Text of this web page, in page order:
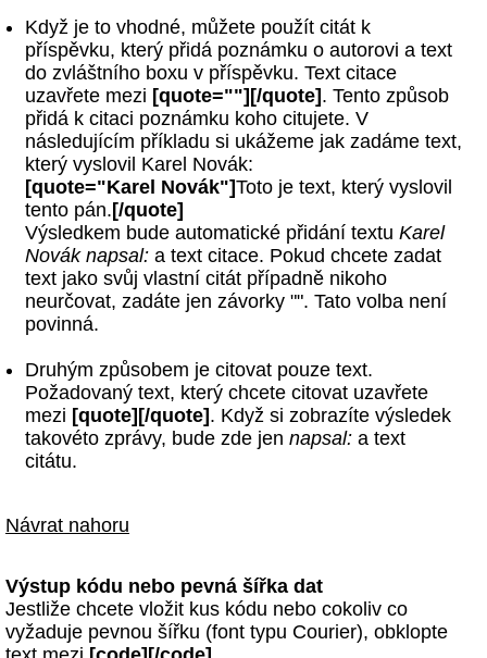
Když je to vhodné, můžete použít citát k
příspěvku, který přidá poznámku o autorovi a text
do zvláštního boxu v příspěvku. Text citace
uzavřete mezi [quote=""][/quote]. Tento způsob
přidá k citaci poznámku koho citujete. V
následujícím příkladu si ukážeme jak zadáme text,
který vyslovil Karel Novák:
[quote="Karel Novák"]Toto je text, který vyslovil
tento pán.[/quote]
Výsledkem bude automatické přidání textu Karel
Novák napsal:a text citace. Pokud chcete zadat
text jako svůj vlastní citát případně nikoho
neurčovat, zadáte jen závorky "". Tato volba není
povinná.
Druhým způsobem je citovat pouze text.
Požadovaný text, který chcete citovat uzavřete
mezi [quote][/quote]. Když si zobrazíte výsledek
takovéto zprávy, bude zde jen napsal:a text
citátu.
Návrat nahoru
Výstup kódu nebo pevná šířka dat
Jestliže chcete vložit kus kódu nebo cokoliv co
vyžaduje pevnou šířku (font typu Courier), obklopte